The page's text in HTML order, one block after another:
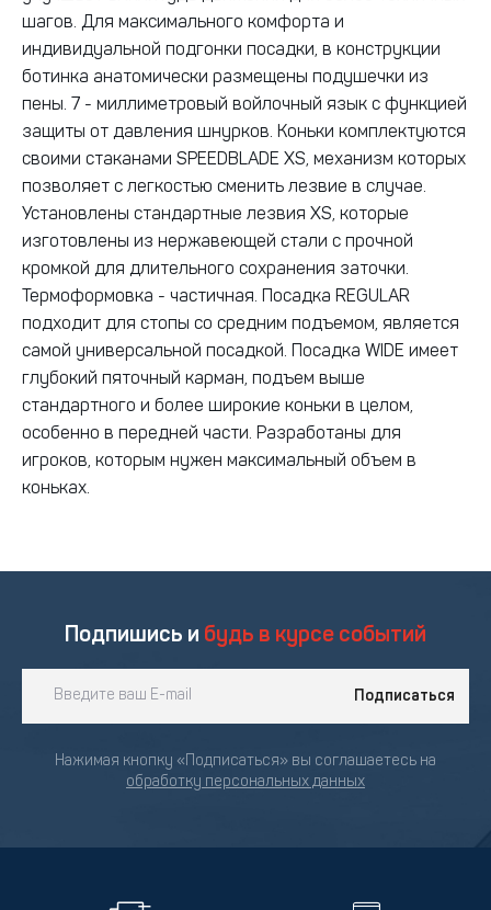
шагов. Для максимального комфорта и
индивидуальной подгонки посадки, в конструкции
ботинка анатомически размещены подушечки из
пены. 7 - миллиметровый войлочный язык с функцией
защиты от давления шнурков. Коньки комплектуются
своими стаканами SPEEDBLADE XS, механизм которых
позволяет с легкостью сменить лезвие в случае.
Установлены стандартные лезвия XS, которые
изготовлены из нержавеющей стали с прочной
кромкой для длительного сохранения заточки.
Термоформовка - частичная. Посадка REGULAR
подходит для стопы со средним подъемом, является
самой универсальной посадкой. Посадка WIDE имеет
глубокий пяточный карман, подъем выше
стандартного и более широкие коньки в целом,
особенно в передней части. Разработаны для
игроков, которым нужен максимальный объем в
коньках.
Подпишись и будь в курсе событий
Подписаться
Нажимая кнопку «Подписаться» вы соглашаетесь на
обработку персональных данных